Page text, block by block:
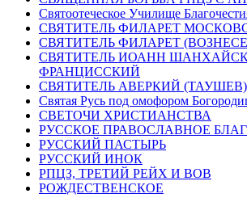
Святоотеческое Училище
СВЯТИТЕЛЬ ФИЛАРЕТ
СВЯТИТЕЛЬ ФИЛАРЕТ
СВЯТИТЕЛЬ ИОАНН
ФРАНЦИССКИЙ
СВЯТИТЕЛЬ АВЕРКИЙ (ТАУШЕВ)
Святая Русь под омофором
СВЕТОЧИ ХРИСТИАНСТВА
РУССКОЕ ПРАВОСЛАВНОЕ
РУССКИЙ ПАСТЫРЬ
РУССКИЙ ИНОК
РПЦЗ, ТРЕТИЙ РЕЙХ И ВОВ
РОЖДЕСТВЕНСКОЕ